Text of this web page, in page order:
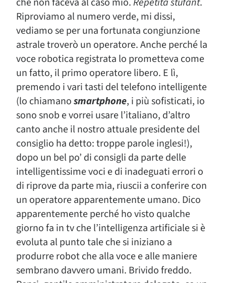
Riproviamo al numero verde, mi dissi,
vediamo se per una fortunata congiunzione
astrale troverò un operatore. Anche perché la
voce robotica registrata lo prometteva come
un fatto, il primo operatore libero. E lì,
premendo i vari tasti del telefono intelligente
(lo chiamanosmartphone, i più sofisticati, io
sono snob e vorrei usare l’italiano, d’altro
canto anche il nostro attuale presidente del
consiglio ha detto: troppe parole inglesi!),
dopo un bel po’ di consigli da parte delle
intelligentissime voci e di inadeguati errori o
di riprove da parte mia, riuscii a conferire con
un operatore apparentemente umano. Dico
apparentemente perché ho visto qualche
giorno fa in tv che l’intelligenza artificiale si è
evoluta al punto tale che si iniziano a
produrre robot che alla voce e alle maniere
sembrano davvero umani. Brivido freddo.